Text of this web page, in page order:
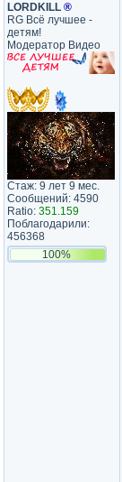
LORDKILL ®
RG Всё лучшее -
детям!
Модератор Видео
Стаж: 9 лет 9 мес.
Сообщений: 4590
Ratio: 351.159
Поблагодарили:
456368
100%